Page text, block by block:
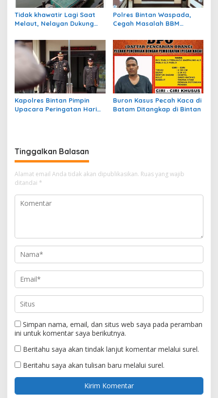
Tidak khawatir Lagi Saat
Melaut, Nelayan Dukung
BPJS Ketenagakerjaan
Polres Bintan Waspada,
Cegah Masalah BBM
Kapolres Bintan Pimpin
Upacara Peringatan Hari
Buron Kasus Pecah Kaca di
Batam Ditangkap di Bintan
Tinggalkan Balasan
Alamat email Anda tidak akan dipublikasikan. Ruas yang wajib
ditandai *
Simpan nama, email, dan situs web saya pada peramban
ini untuk komentar saya berikutnya.
Beritahu saya akan tindak lanjut komentar melalui surel.
Beritahu saya akan tulisan baru melalui surel.